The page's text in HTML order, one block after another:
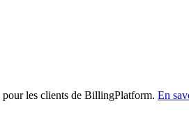
pour les clients de BillingPlatform. En